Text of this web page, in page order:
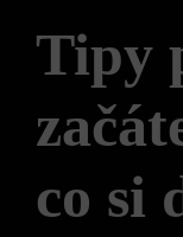
Tipy
co si